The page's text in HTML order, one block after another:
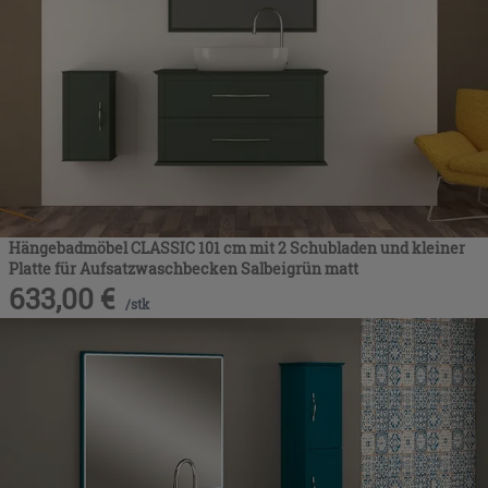
Hängebadmöbel CLASSIC 101 cm mit 2 Schubladen und kleiner
Platte für Aufsatzwaschbecken Salbeigrün matt
633,00 € /stk